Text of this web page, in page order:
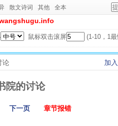
散文诗词 其他 全本
鼠标双击滚屏 (1-10，1
加
论
院的讨论
下一页 章节报错